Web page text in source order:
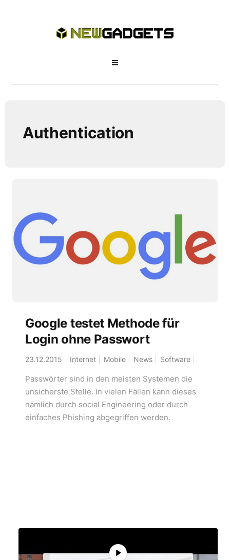
Authentication
Google testet Methode für
Login ohne Passwort
23.12.2015 Internet Mobile News Software
Passwörter sind in den meisten Systemen die
unsicherste Stelle. In vielen Fällen kann dieses
nämlich durch social Engineering oder durch
einfaches Phishing abgegriffen werden.